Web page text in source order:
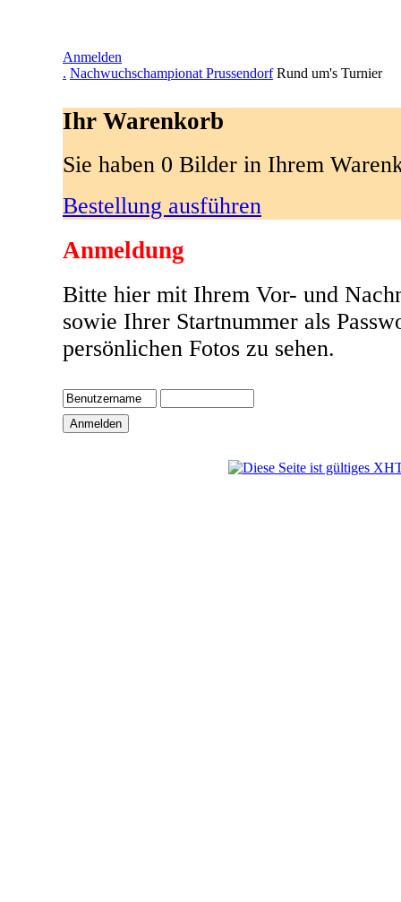
Anmelden
. Nachwuchschampionat Prussendorf Rund um's Turnier
Ihr Warenkorb
Sie haben 0 Bilder in Ihrem
Bestellung ausführen
Anmeldung
Bitte hier mit Ihrem Vor- und
sowie Ihrer Startnummer als
persönlichen Fotos zu sehen.